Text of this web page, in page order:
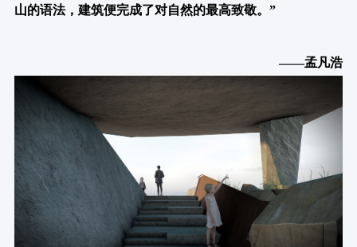
山的语法，建筑便完成了对自然的最高致敬。”
——孟凡浩